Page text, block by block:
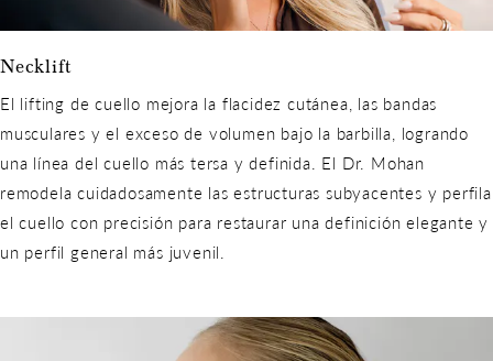
Necklift
El lifting de cuello mejora la flacidez cutánea, las bandas
musculares y el exceso de volumen bajo la barbilla, logrando
una línea del cuello más tersa y definida. El Dr. Mohan
remodela cuidadosamente las estructuras subyacentes y perfila
el cuello con precisión para restaurar una definición elegante y
un perfil general más juvenil.